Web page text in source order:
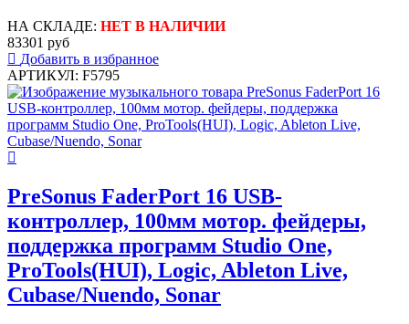
НА СКЛАДЕ: НЕТ В НАЛИЧИИ
83301 руб
Добавить в избранное
АРТИКУЛ: F5795
PreSonus FaderPort 16 USB-
контроллер, 100мм мотор. фейдеры,
поддержка программ Studio One,
ProTools(HUI), Logic, Ableton Live,
Cubase/Nuendo, Sonar